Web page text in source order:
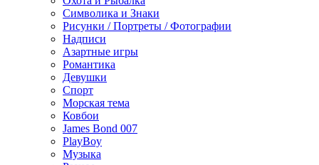
Символика и Знаки
Рисунки / Портреты / Фотографии
Надписи
Азартные игры
Романтика
Девушки
Спорт
Морская тема
Ковбои
James Bond 007
PlayBoy
Музыка